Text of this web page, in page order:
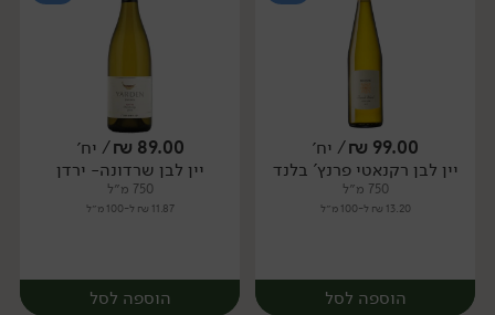
יח׳ יח׳
99.00
₪/ יח׳
יין לבן רקנאטי פרנץ' בלנד
750 מ״ל
13.20 ₪ ל-100 מ״ל
הוספה לסל
89.00
₪/ יח׳
יין לבן שרדונה- ירדן
750 מ״ל
11.87 ₪ ל-100 מ״ל
הוספה לסל